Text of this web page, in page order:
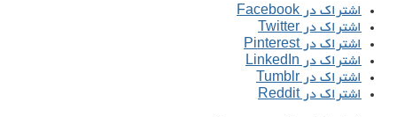
اشتراک در Facebook
اشتراک در Twitter
اشتراک در Pinterest
اشتراک در LinkedIn
اشتراک در Tumblr
اشتراک در Reddit